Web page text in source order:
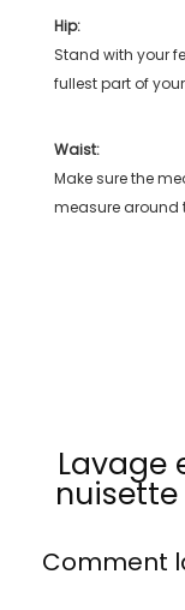
Hip:
Stand with your
fullest part of
Waist:
Make sure the
measure around
Lavage
Comment